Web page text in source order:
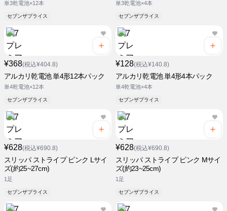
単3乾電池×12本
セブンザプライス
単3乾電池×4本
セブンザプライス
¥368(税込¥404.8)
アルカリ乾電池 単4形12本パック
単4乾電池×12本
セブンザプライス
¥128(税込¥140.8)
アルカリ乾電池 単4形4本パック
単4乾電池×4本
セブンザプライス
¥628(税込¥690.8)
スリッパ ストライプ ピンク Lサイ
ズ(約25~27cm)
1足
セブンザプライス
¥628(税込¥690.8)
スリッパ ストライプ ピンク Mサイ
ズ(約23~25cm)
1足
セブンザプライス